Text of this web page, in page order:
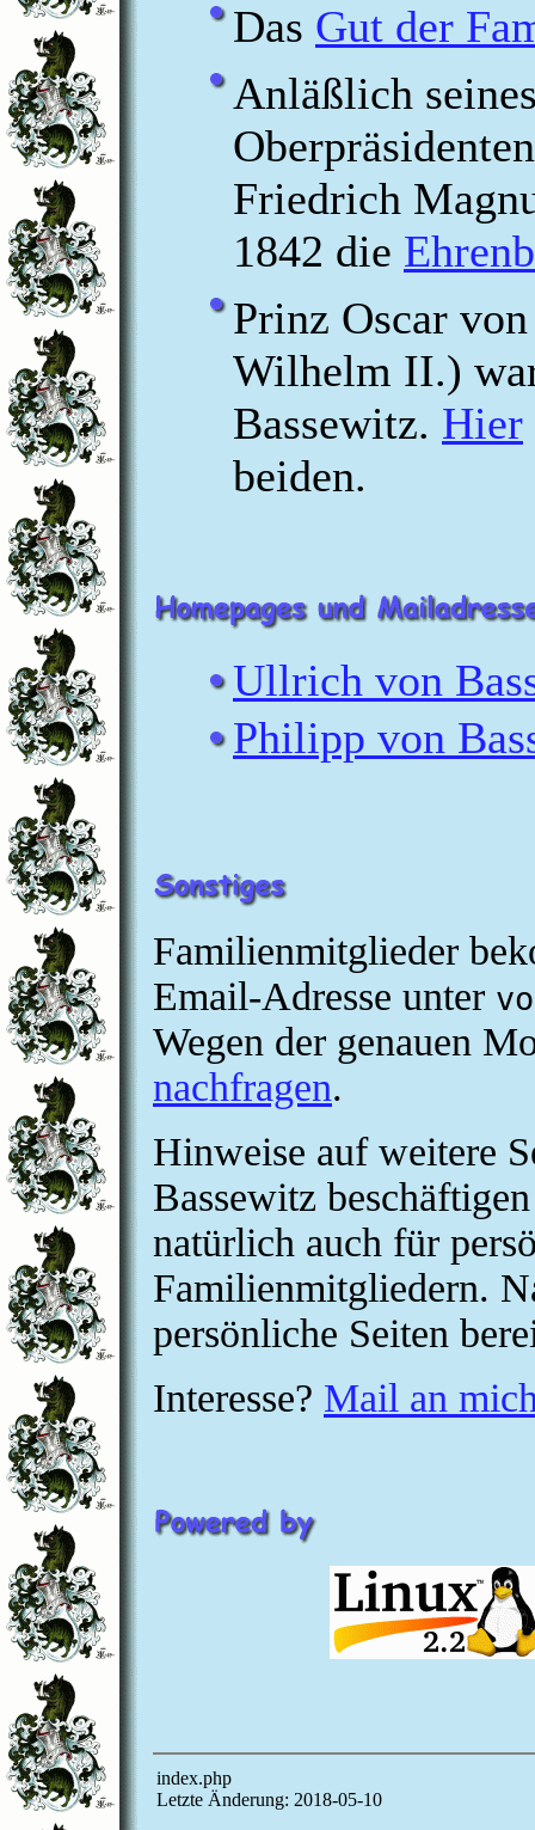
Das Gut der
Anläßlich
Friedrich
1842 die
Prinz Oscar
Wilhelm II.)
Bassewitz. Hier
beiden.
Ullrich von
Philipp von
Familienmitglieder
Email-Adresse unter
Wegen der genauen
nachfragen.
Hinweise auf weitere
Bassewitz
natürlich auch für
Familienmitgliedern.
persönliche Seiten
Interesse? Mail an
index.php
Letzte Änderung: 2018-05-10